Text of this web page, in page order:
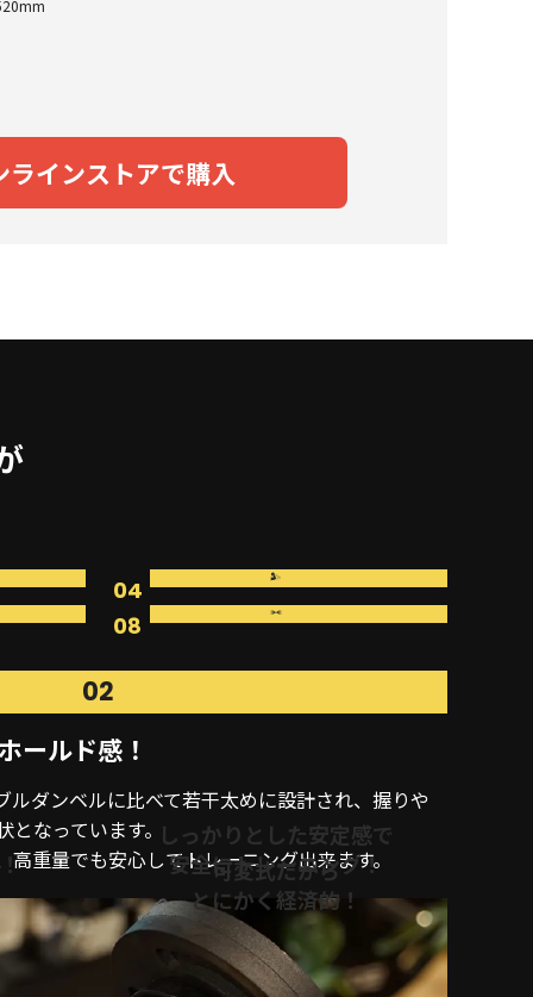
ラインストアで購入
04
しっかりとした安定感で
安全にトレーニング！
08
可変式だから
とにかく経済的！
02
ールド感！
ルダンベルに比べて若干太めに設計され、握りや
なっています。
重量でも安心してトレーニング出来ます。